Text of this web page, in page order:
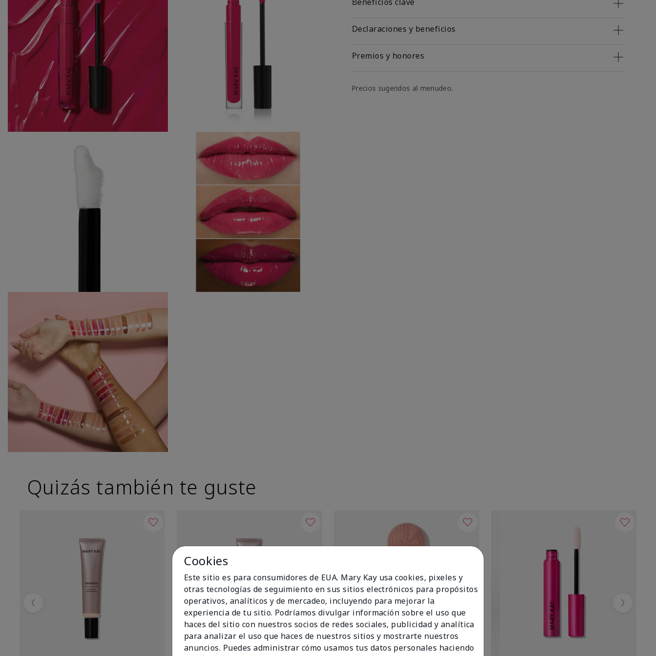
Declaraciones y beneficios
Premios y honores
Precios sugeridos al menudeo.
Quizás también te guste
Previous Next
Cookies
Este sitio es para consumidores de EUA. Mary Kay usa cookies, pixeles y
otras tecnologías de seguimiento en sus sitios electrónicos para propósitos
operativos, analíticos y de mercadeo, incluyendo para mejorar la
experiencia de tu sitio. Podríamos divulgar información sobre el uso que
haces del sitio con nuestros socios de redes sociales, publicidad y analítica
para analizar el uso que haces de nuestros sitios y mostrarte nuestros
anuncios. Puedes administrar cómo usamos tus datos personales haciendo